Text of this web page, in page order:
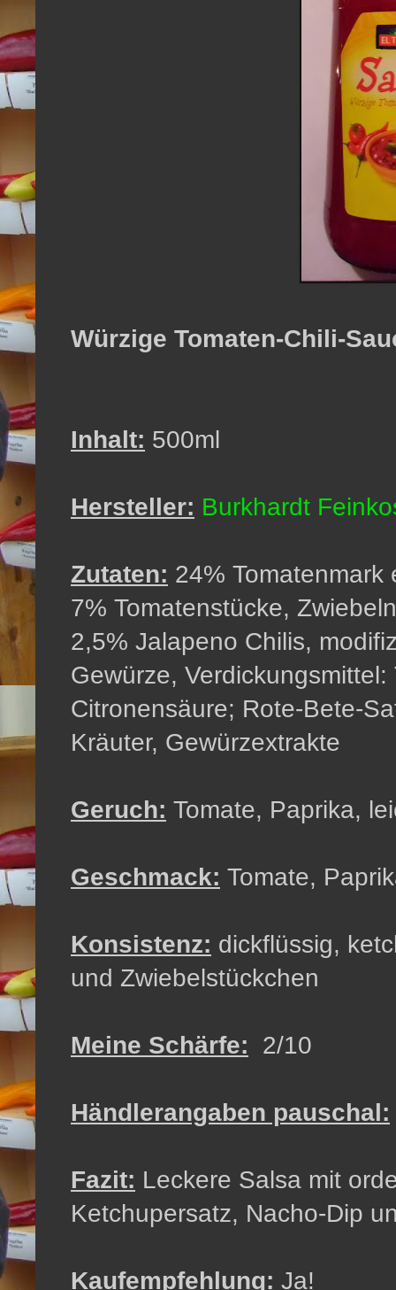
Würzige Tomaten-Chili-
Inhalt: 500ml
Hersteller: Burkhardt
Zutaten: 24% Tomatenmark
7% Tomatenstücke,
2,5% Jalapeno Chilis,
Gewürze,
Citronensäure; Rote-Bete-
Kräuter, Gewürzextrakte
Geruch: Tomate, Paprika,
Geschmack: Tomate,
Konsistenz: dickflüssig,
und Zwiebelstückchen
Meine Schärfe: 2/10
Händlerangaben pauschal:
Fazit: Leckere Salsa mit
Ketchupersatz, Nacho-Dip
Kaufempfehlung: Ja!